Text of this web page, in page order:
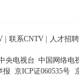
| 联系CNTV | 人才招聘
央电视台 中国网络电
报 京ICP证060535号